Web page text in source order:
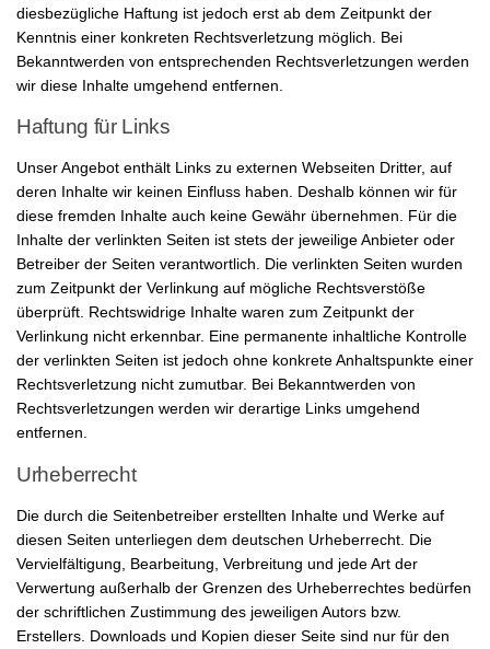
diesbezügliche Haftung ist jedoch erst ab dem Zeitpunkt der
Kenntnis einer konkreten Rechtsverletzung möglich. Bei
Bekanntwerden von entsprechenden Rechtsverletzungen werden
wir diese Inhalte umgehend entfernen.
Haftung für Links
Unser Angebot enthält Links zu externen Webseiten Dritter, auf
deren Inhalte wir keinen Einfluss haben. Deshalb können wir für
diese fremden Inhalte auch keine Gewähr übernehmen. Für die
Inhalte der verlinkten Seiten ist stets der jeweilige Anbieter oder
Betreiber der Seiten verantwortlich. Die verlinkten Seiten wurden
zum Zeitpunkt der Verlinkung auf mögliche Rechtsverstöße
überprüft. Rechtswidrige Inhalte waren zum Zeitpunkt der
Verlinkung nicht erkennbar. Eine permanente inhaltliche Kontrolle
der verlinkten Seiten ist jedoch ohne konkrete Anhaltspunkte einer
Rechtsverletzung nicht zumutbar. Bei Bekanntwerden von
Rechtsverletzungen werden wir derartige Links umgehend
entfernen.
Urheberrecht
Die durch die Seitenbetreiber erstellten Inhalte und Werke auf
diesen Seiten unterliegen dem deutschen Urheberrecht. Die
Vervielfältigung, Bearbeitung, Verbreitung und jede Art der
Verwertung außerhalb der Grenzen des Urheberrechtes bedürfen
der schriftlichen Zustimmung des jeweiligen Autors bzw.
Erstellers. Downloads und Kopien dieser Seite sind nur für den